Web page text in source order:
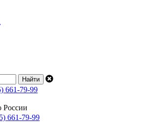
661-79-99
России
661-79-99